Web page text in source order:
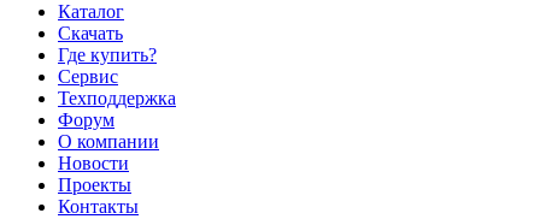
Каталог
Скачать
Где купить?
Сервис
Техподдержка
Форум
О компании
Новости
Проекты
Контакты